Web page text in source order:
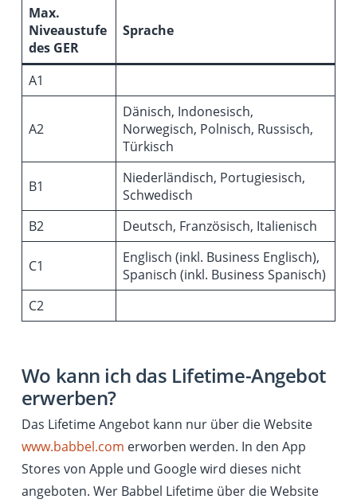
Max.
Niveaustufe
des GER
Sprache
A1
A2
Dänisch, Indonesisch,
Norwegisch, Polnisch, Russisch,
Türkisch
B1
Niederländisch, Portugiesisch,
Schwedisch
B2
Deutsch, Französisch, Italienisch
C1
Englisch (inkl. Business Englisch),
Spanisch (inkl. Business Spanisch)
C2
Wo kann ich das Lifetime-Angebot
erwerben?
Das Lifetime Angebot kann nur über die Website
www.babbel.com erworben werden. In den App
Stores von Apple und Google wird dieses nicht
angeboten. Wer Babbel Lifetime über die Website